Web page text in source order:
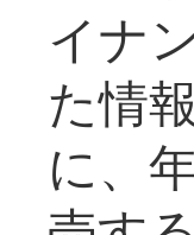
イナ
た情
に、